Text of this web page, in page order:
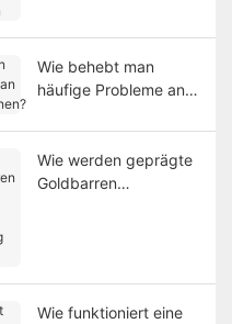
Wie behebt man
häufige Probleme an
Wie werden geprägte
Goldbarren
Wie funktioniert eine